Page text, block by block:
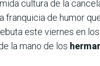
cultura de la
franquicia de humor
este viernes en
la mano de los